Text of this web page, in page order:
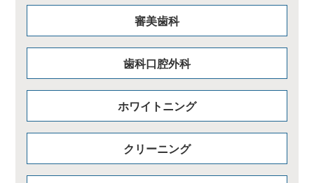
審美歯科
歯科口腔外科
ホワイトニング
クリーニング